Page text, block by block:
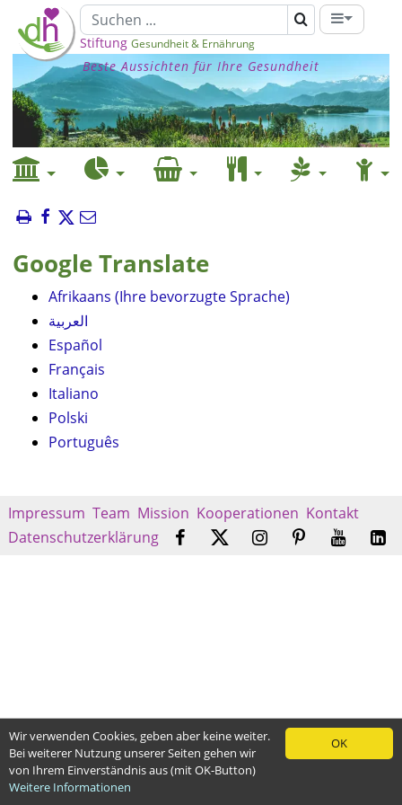
Stiftung Gesundheit & Ernährung
Beste Aussichten für Ihre Gesundheit
Google Translate
Afrikaans (Ihre bevorzugte Sprache)
العربية
Español
Français
Italiano
Polski
Português
Impressum Team Mission Kooperationen Kontakt
Datenschutzerklärung
OK
Wir verwenden Cookies, geben aber keine weiter.
Bei weiterer Nutzung unserer Seiten gehen wir
von Ihrem Einverständnis aus (mit OK-Button)
Weitere Informationen